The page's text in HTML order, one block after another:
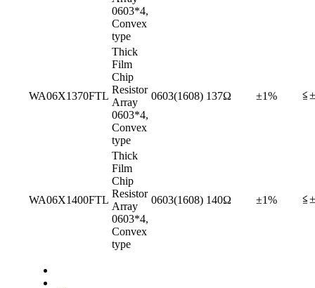
0603*4,
Convex
type
WA06X1370FTL
Thick
Film
Chip
Resistor
Array
0603*4,
Convex
type
0603(1608) 137Ω ±1%
WA06X1400FTL
Thick
Film
Chip
Resistor
Array
0603*4,
Convex
type
0603(1608) 140Ω ±1%